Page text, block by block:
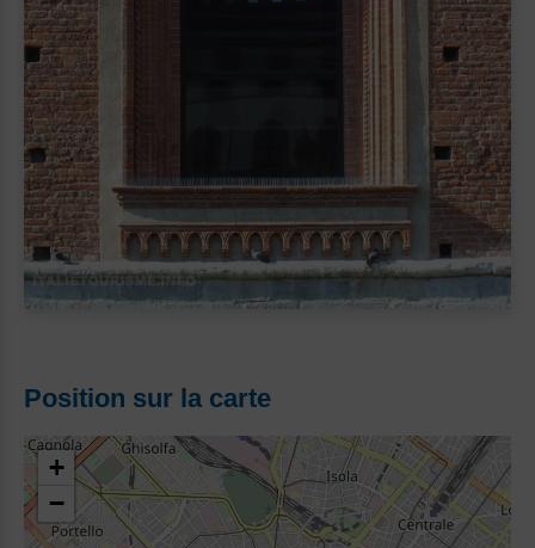
Position sur la carte
+
−